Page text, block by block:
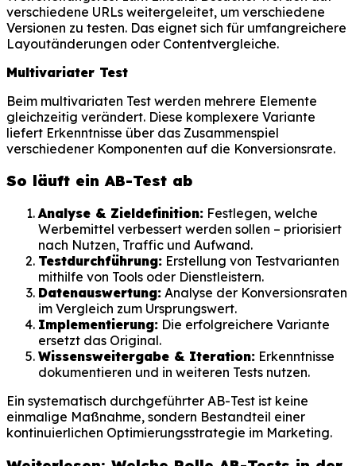
verschiedene URLs weitergeleitet, um verschiedene
Versionen zu testen. Das eignet sich für umfangreichere
Layoutänderungen oder Contentvergleiche.
Multivariater Test
Beim multivariaten Test werden mehrere Elemente
gleichzeitig verändert. Diese komplexere Variante
liefert Erkenntnisse über das Zusammenspiel
verschiedener Komponenten auf die Konversionsrate.
So läuft ein AB-Test ab
Analyse & Zieldefinition: Festlegen, welche
Werbemittel verbessert werden sollen – priorisiert
nach Nutzen, Traffic und Aufwand.
Testdurchführung: Erstellung von Testvarianten
mithilfe von Tools oder Dienstleistern.
Datenauswertung: Analyse der Konversionsraten
im Vergleich zum Ursprungswert.
Implementierung: Die erfolgreichere Variante
ersetzt das Original.
Wissensweitergabe & Iteration: Erkenntnisse
dokumentieren und in weiteren Tests nutzen.
Ein systematisch durchgeführter AB-Test ist keine
einmalige Maßnahme, sondern Bestandteil einer
kontinuierlichen Optimierungsstrategie im Marketing.